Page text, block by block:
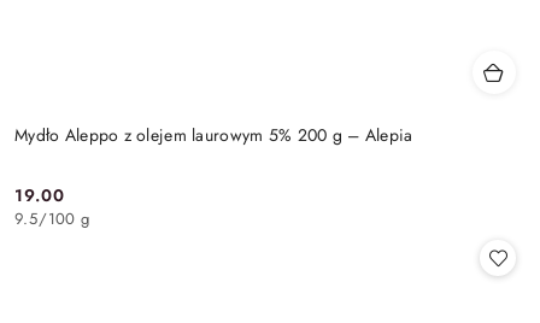
Mydło Aleppo z olejem laurowym 5% 200 g – Alepia
Cena:
19.00
9.5/100 g